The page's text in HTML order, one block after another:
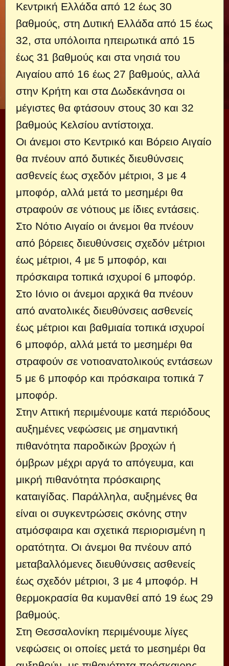
Κεντρική Ελλάδα από 12 έως 30
βαθμούς, στη Δυτική Ελλάδα από 15 έως
32, στα υπόλοιπα ηπειρωτικά από 15
έως 31 βαθμούς και στα νησιά του
Αιγαίου από 16 έως 27 βαθμούς, αλλά
στην Κρήτη και στα Δωδεκάνησα οι
μέγιστες θα φτάσουν στους 30 και 32
βαθμούς Κελσίου αντίστοιχα.
Οι άνεμοι στο Κεντρικό και Βόρειο Αιγαίο
θα πνέουν από δυτικές διευθύνσεις
ασθενείς έως σχεδόν μέτριοι, 3 με 4
μποφόρ, αλλά μετά το μεσημέρι θα
στραφούν σε νότιους με ίδιες εντάσεις.
Στο Νότιο Αιγαίο οι άνεμοι θα πνέουν
από βόρειες διευθύνσεις σχεδόν μέτριοι
έως μέτριοι, 4 με 5 μποφόρ, και
πρόσκαιρα τοπικά ισχυροί 6 μποφόρ.
Στο Ιόνιο οι άνεμοι αρχικά θα πνέουν
από ανατολικές διευθύνσεις ασθενείς
έως μέτριοι και βαθμιαία τοπικά ισχυροί
6 μποφόρ, αλλά μετά το μεσημέρι θα
στραφούν σε νοτιοανατολικούς εντάσεων
5 με 6 μποφόρ και πρόσκαιρα τοπικά 7
μποφόρ.
Στην Αττική περιμένουμε κατά περιόδους
αυξημένες νεφώσεις με σημαντική
πιθανότητα παροδικών βροχών ή
όμβρων μέχρι αργά το απόγευμα, και
μικρή πιθανότητα πρόσκαιρης
καταιγίδας. Παράλληλα, αυξημένες θα
είναι οι συγκεντρώσεις σκόνης στην
ατμόσφαιρα και σχετικά περιορισμένη η
ορατότητα. Οι άνεμοι θα πνέουν από
μεταβαλλόμενες διευθύνσεις ασθενείς
έως σχεδόν μέτριοι, 3 με 4 μποφόρ. Η
θερμοκρασία θα κυμανθεί από 19 έως 29
βαθμούς.
Στη Θεσσαλονίκη περιμένουμε λίγες
νεφώσεις οι οποίες μετά το μεσημέρι θα